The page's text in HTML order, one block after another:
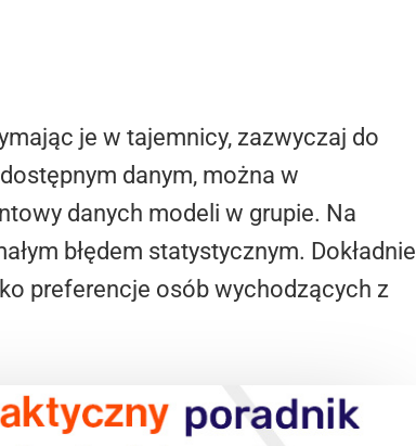
je w tajemnicy, zazwyczaj do
danym, można w
danych modeli w grupie. Na
błędem statystycznym. Dokładnie
preferencje osób wychodzących z